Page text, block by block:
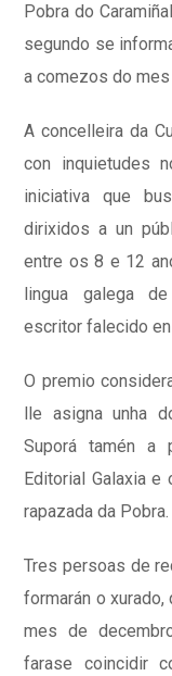
Pobra do
segundo se
a comezos do
A concelleira da
con inquietudes
iniciativa que
dirixidos a un
entre os 8 e 12
lingua galega
escritor falecido
O premio
lle asigna unha
Suporá tamén a
Editorial Galaxia
rapazada da Pobra.
Tres persoas de
formarán o
mes de
farase coincidir